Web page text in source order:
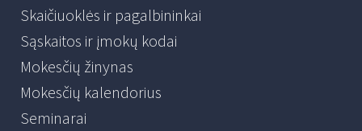
Skaičiuoklės ir pagalbininkai
Sąskaitos ir įmokų kodai
Mokesčių žinynas
Mokesčių kalendorius
Seminarai